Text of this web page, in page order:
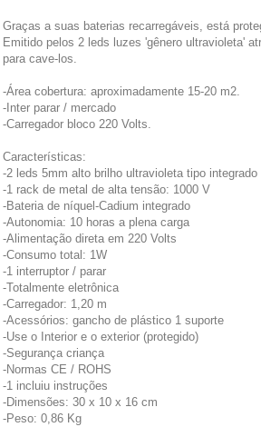
Graças a suas baterias recarregáveis, está
Emitido pelos 2 leds luzes 'gênero ultravioleta'
para cave-los.
-Área cobertura: aproximadamente 15-20 m2.
-Inter parar / mercado
-Carregador bloco 220 Volts.
Características:
-2 leds 5mm alto brilho ultravioleta tipo
-1 rack de metal de alta tensão: 1000 V
-Bateria de níquel-Cadium integrado
-Autonomia: 10 horas a plena carga
-Alimentação direta em 220 Volts
-Consumo total: 1W
-1 interruptor / parar
-Totalmente eletrônica
-Carregador: 1,20 m
-Acessórios: gancho de plástico 1 suporte
-Use o Interior e o exterior (protegido)
-Segurança criança
-Normas CE / ROHS
-1 incluiu instruções
-Dimensões: 30 x 10 x 16 cm
-Peso: 0,86 Kg